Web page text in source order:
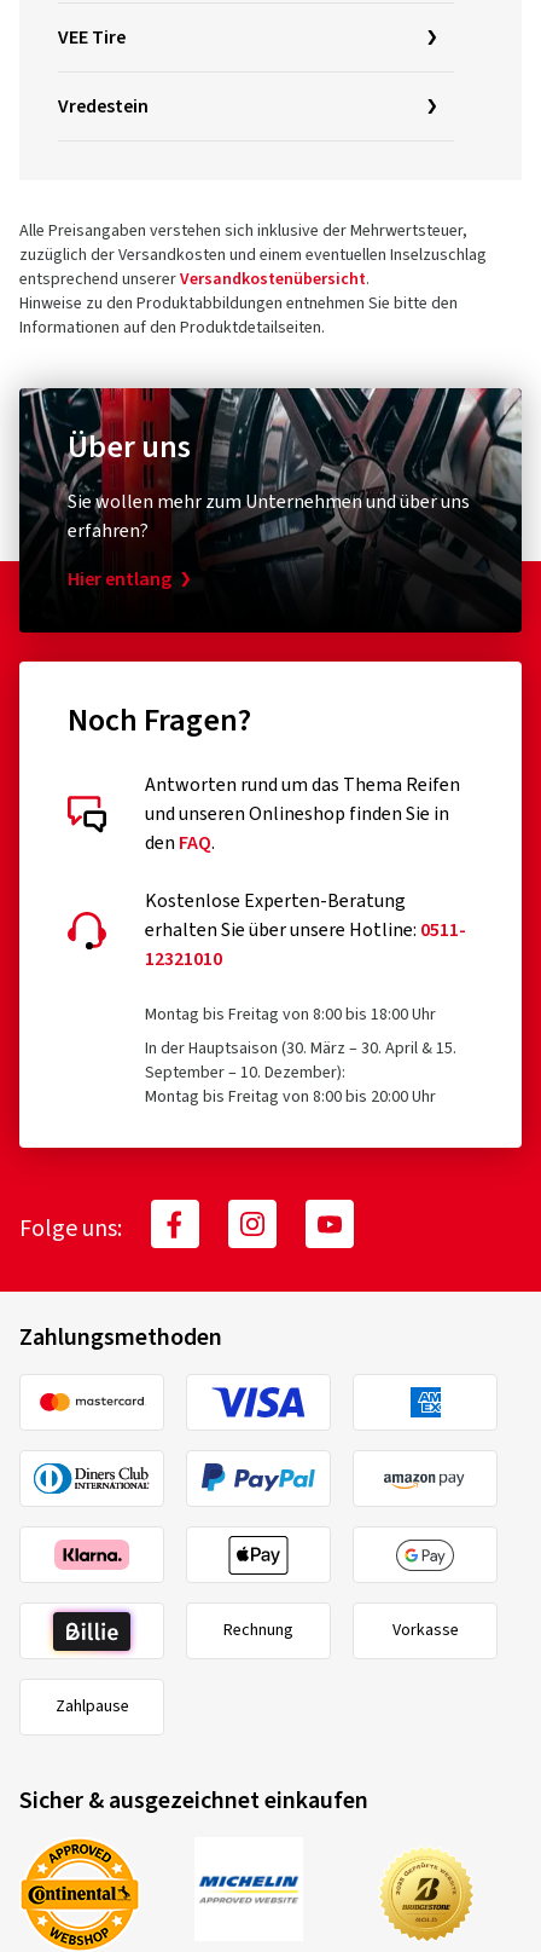
VEE Tire
Vredestein
Alle Preisangaben verstehen sich inklusive der Mehrwertsteuer,
zuzüglich der Versandkosten und einem eventuellen Inselzuschlag
entsprechend unsererVersandkostenübersicht.
Hinweise zu den Produktabbildungen entnehmen Sie bitte den
Informationen auf den Produktdetailseiten.
Über uns
Sie wollen mehr zum Unternehmen und über uns
erfahren?
Hier entlang
Noch Fragen?
Antworten rund um das Thema Reifen
und unseren Onlineshop finden Sie in
den FAQ.
Kostenlose Experten-Beratung
erhalten Sie über unsere Hotline: 0511-
12321010
Montag bis Freitag von 8:00 bis 18:00 Uhr
In der Hauptsaison (30. März – 30. April & 15.
September – 10. Dezember):
Montag bis Freitag von 8:00 bis 20:00 Uhr
Folge uns:
Zahlungsmethoden
Rechnung Vorkasse
Zahlpause
Sicher & ausgezeichnet einkaufen